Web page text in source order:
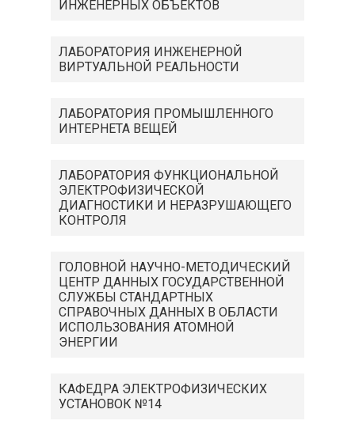
ИНЖЕНЕРНЫХ ОБЪЕКТОВ
ЛАБОРАТОРИЯ ИНЖЕНЕРНОЙ
ВИРТУАЛЬНОЙ РЕАЛЬНОСТИ
ЛАБОРАТОРИЯ ПРОМЫШЛЕННОГО
ИНТЕРНЕТА ВЕЩЕЙ
ЛАБОРАТОРИЯ ФУНКЦИОНАЛЬНОЙ
ЭЛЕКТРОФИЗИЧЕСКОЙ
ДИАГНОСТИКИ И НЕРАЗРУШАЮЩЕГО
КОНТРОЛЯ
ГОЛОВНОЙ НАУЧНО-МЕТОДИЧЕСКИЙ
ЦЕНТР ДАННЫХ ГОСУДАРСТВЕННОЙ
СЛУЖБЫ СТАНДАРТНЫХ
СПРАВОЧНЫХ ДАННЫХ В ОБЛАСТИ
ИСПОЛЬЗОВАНИЯ АТОМНОЙ
ЭНЕРГИИ
КАФЕДРА ЭЛЕКТРОФИЗИЧЕСКИХ
УСТАНОВОК №14